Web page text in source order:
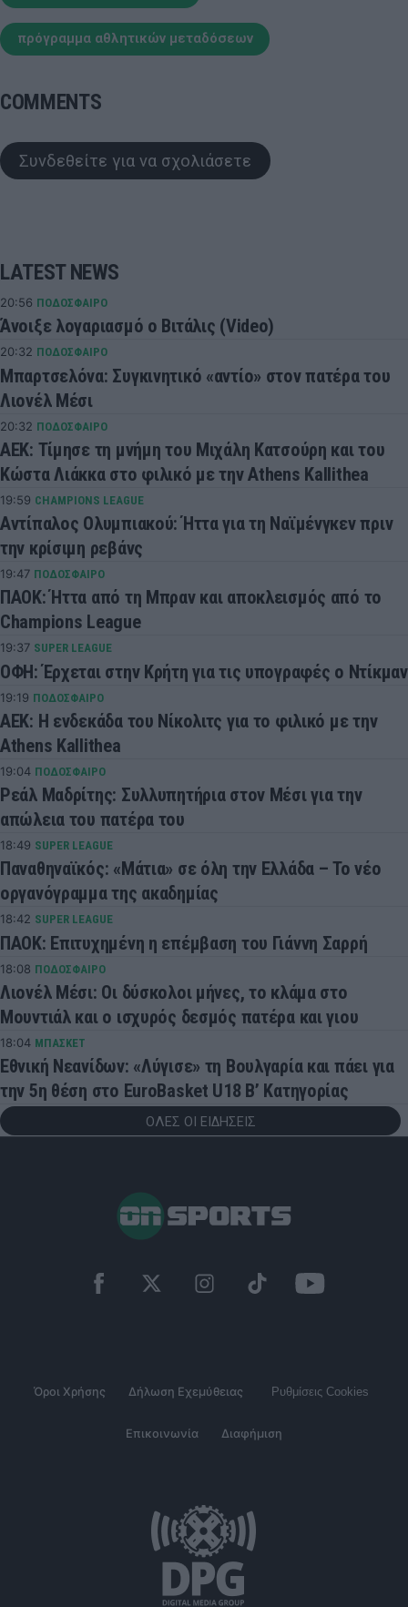
πρόγραμμα αθλητικών μεταδόσεων
COMMENTS
Συνδεθείτε για να σχολιάσετε
LATEST NEWS
20:56 ΠΟΔΟΣΦΑΙΡΟ
Άνοιξε λογαριασμό ο Βιτάλις (Video)
20:32 ΠΟΔΟΣΦΑΙΡΟ
Μπαρτσελόνα: Συγκινητικό «αντίο» στον πατέρα του
Λιονέλ Μέσι
20:32 ΠΟΔΟΣΦΑΙΡΟ
ΑΕΚ: Τίμησε τη μνήμη του Μιχάλη Κατσούρη και του
Κώστα Λιάκκα στο φιλικό με την Athens Kallithea
19:59 CHAMPIONS LEAGUE
Αντίπαλος Ολυμπιακού: Ήττα για τη Ναϊμένγκεν πριν
την κρίσιμη ρεβάνς
19:47 ΠΟΔΟΣΦΑΙΡΟ
ΠΑΟΚ: Ήττα από τη Μπραν και αποκλεισμός από το
Champions League
19:37 SUPER LEAGUE
ΟΦΗ: Έρχεται στην Κρήτη για τις υπογραφές ο Ντίκμαν
19:19 ΠΟΔΟΣΦΑΙΡΟ
ΑΕΚ: Η ενδεκάδα του Νίκολιτς για το φιλικό με την
Athens Kallithea
19:04 ΠΟΔΟΣΦΑΙΡΟ
Ρεάλ Μαδρίτης: Συλλυπητήρια στον Μέσι για την
απώλεια του πατέρα του
18:49 SUPER LEAGUE
Παναθηναϊκός: «Μάτια» σε όλη την Ελλάδα – Το νέο
οργανόγραμμα της ακαδημίας
18:42 SUPER LEAGUE
ΠΑΟΚ: Επιτυχημένη η επέμβαση του Γιάννη Σαρρή
18:08 ΠΟΔΟΣΦΑΙΡΟ
Λιονέλ Μέσι: Οι δύσκολοι μήνες, το κλάμα στο
Μουντιάλ και ο ισχυρός δεσμός πατέρα και γιου
18:04 ΜΠΑΣΚΕΤ
Εθνική Νεανίδων: «Λύγισε» τη Βουλγαρία και πάει για
την 5η θέση στο EuroBasket U18 Β’ Κατηγορίας
ΟΛΕΣ ΟΙ ΕΙΔΗΣΕΙΣ
Όροι Χρήσης Δήλωση Εχεμύθειας Ρυθμίσεις Cookies
Επικοινωνία Διαφήμιση